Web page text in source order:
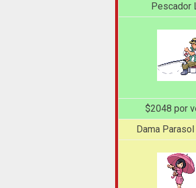
Pescador
$2048 por
Dama